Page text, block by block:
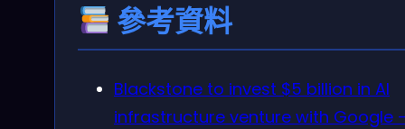
參考資料
Blackstone to invest $5 billion in AI
infrastructure venture with Google